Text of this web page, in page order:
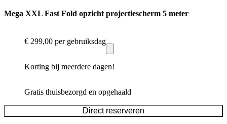
Mega XXL Fast Fold opzicht projectiescherm 5 meter
€ 299,00 per gebruiksdag
Korting bij meerdere dagen!
Gratis thuisbezorgd en opgehaald
Direct reserveren